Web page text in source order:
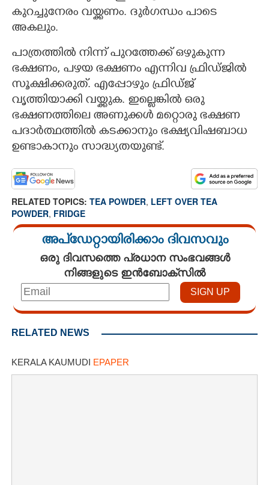
കുറച്ചുനേരം വയ്ക്കണം. ദുർഗന്ധം പാടെ
അകലും.
പാത്രത്തിൽ നിന്ന് പുറത്തേക്ക് ഒഴുകുന്ന
ഭക്ഷണം, പഴയ ഭക്ഷണം എന്നിവ ഫ്രിഡ്ജിൽ
സൂക്ഷിക്കരുത്. എപ്പോഴും ഫ്രിഡ്ജ്
വൃത്തിയാക്കി വയ്ക്കുക. ഇല്ലെങ്കിൽ ഒരു
ഭക്ഷണത്തിലെ അണുക്കൾ മറ്റൊരു ഭക്ഷണ
പദാർത്ഥത്തിൽ കടക്കാനും ഭക്ഷ്യവിഷബാധ
ഉണ്ടാകാനും സാദ്ധ്യതയുണ്ട്.
RELATED TOPICS: TEA POWDER, LEFT OVER TEA
POWDER, FRIDGE
അപ്ഡേറ്റായിരിക്കാം ദിവസവും
ഒരു ദിവസത്തെ പ്രധാന സംഭവങ്ങൾ
നിങ്ങളുടെ ഇൻബോക്സിൽ
RELATED NEWS
KERALA KAUMUDI EPAPER